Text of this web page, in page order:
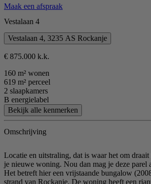
Maak een afspraak
Vestalaan 4
Vestalaan 4, 3235 AS Rockanje
€ 875.000 k.k.
160 m² wonen
619 m² perceel
2 slaapkamers
B energielabel
Bekijk alle kenmerken
Omschrijving
Locatie en uitstraling, dat is waar het om
je nieuwe woning. Nou dan mag je deze parel
Het betreft hier een vrijstaande bungalow
strand van Rockanje. De woning heeft een